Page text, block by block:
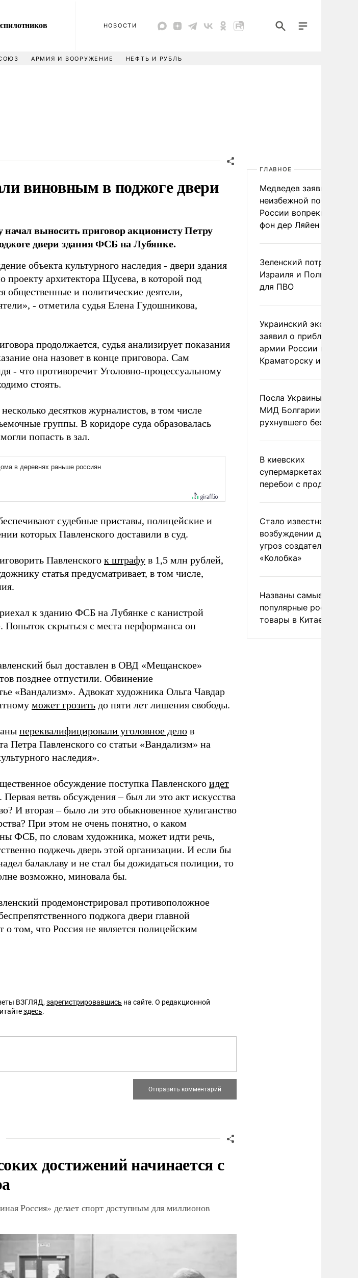
НОВОСТИ
АРМИЯ И ВООРУЖЕНИЕ НЕФТЬ И РУБЛЬ
виновным в поджоге двери
выносить приговор акционисту Петру
двери здания ФСБ на Лубянке.
объекта культурного наследия - двери здания
архитектора Щусева, в которой под
общественные и политические деятели,
- отметила судья Елена Гудошникова,
продолжается, судья анализирует показания
она назовет в конце приговора. Сам
- что противоречит Уголовно-процессуальному
стоять.
десятков журналистов, в том числе
группы. В коридоре суда образовалась
попасть в зал.
судебные приставы, полицейские и
которых Павленского доставили в суд.
Павленского к штрафу в 1,5 млн рублей,
статья предусматривает, в том числе,
к зданию ФСБ на Лубянке с канистрой
Попыток скрыться с места перформанса он
был доставлен в ОВД «Мещанское»
позднее отпустили. Обвинение
«Вандализм». Адвокат художника Ольга Чавдар
может грозить до пяти лет лишения свободы.
переквалифицировали уголовное дело в
Петра Павленского со статьи «Вандализм» на
наследия».
обсуждение поступка Павленского идет
. Первая ветвь обсуждения – был ли это акт искусства
И вторая – было ли это обыкновенное хулиганство
При этом не очень понятно, о каком
ФСБ, по словам художника, может идти речь,
поджечь дверь этой организации. И если бы
балаклаву и не стал бы дожидаться полиции, то
возможно, миновала бы.
продемонстрировал противоположное
поджога двери главной
о том, что Россия не является полицейским
ВЗГЛЯД, зарегистрировавшись на сайте. О редакционной
здесь.
достижений начинается с
Россия» делает спорт доступным для миллионов
ГЛАВНОЕ
Медведев заявил о
неизбежной победе
России вопреки словам
фон дер Ляйен
Зеленский потребовал
Израиля и Польши
для ПВО
Украинский эксперт
заявил о приближении
армии России к
Краматорску и
Посла Украины
МИД Болгарии из-за
рухнувшего
В киевских
супермаркетах
перебои с продуктами
Стало известно о
возбуждении дела из-
угроз создателям
«Колобка»
Названы самые
популярные российские
товары в Китае